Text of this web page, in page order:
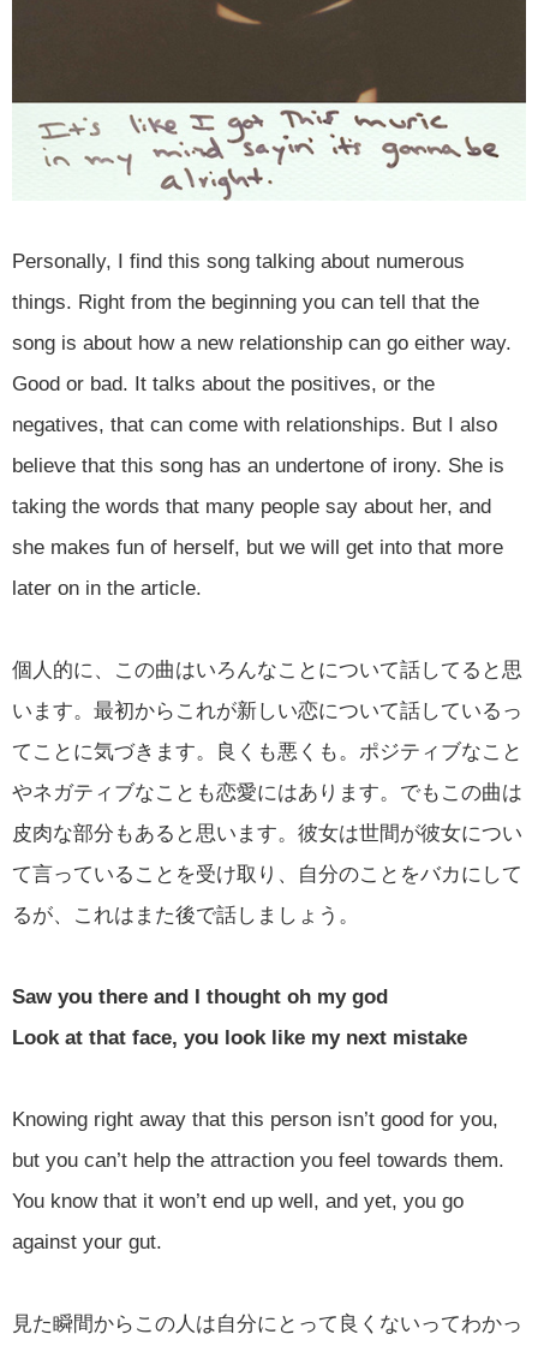
Personally, I find this song talking about numerous
things. Right from the beginning you can tell that the
song is about how a new relationship can go either way.
Good or bad. It talks about the positives, or the
negatives, that can come with relationships. But I also
believe that this song has an undertone of irony. She is
taking the words that many people say about her, and
she makes fun of herself, but we will get into that more
later on in the article.
個人的に、この曲はいろんなことについて話してると思
います。最初からこれが新しい恋について話しているっ
てことに気づきます。良くも悪くも。ポジティブなこと
やネガティブなことも恋愛にはあります。でもこの曲は
皮肉な部分もあると思います。彼女は世間が彼女につい
て言っていることを受け取り、自分のことをバカにして
るが、これはまた後で話しましょう。
Saw you there and I thought oh my god
Look at that face, you look like my next mistake
Knowing right away that this person isn’t good for you,
but you can’t help the attraction you feel towards them.
You know that it won’t end up well, and yet, you go
against your gut.
見た瞬間からこの人は自分にとって良くないってわかっ